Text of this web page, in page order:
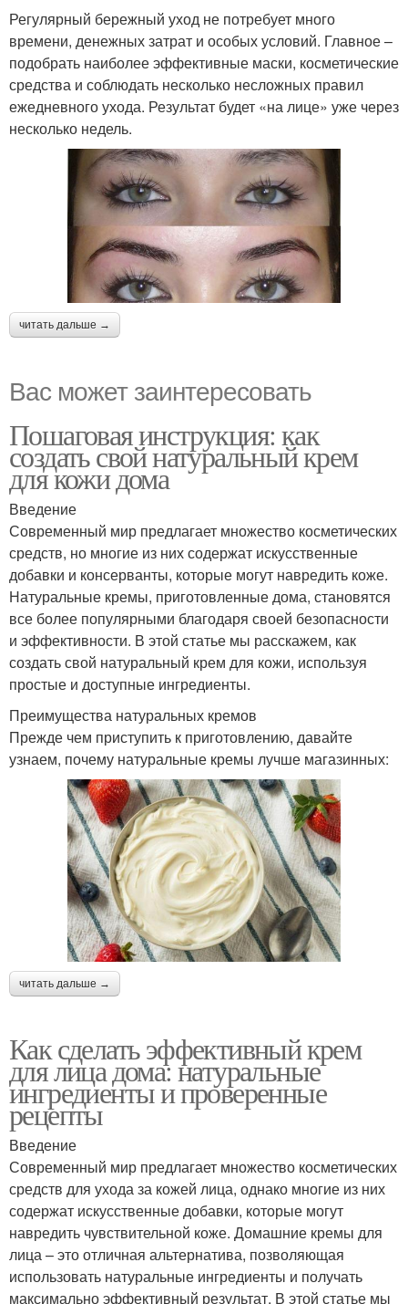
Регулярный бережный уход не потребует много
времени, денежных затрат и особых условий. Главное –
подобрать наиболее эффективные маски, косметические
средства и соблюдать несколько несложных правил
ежедневного ухода. Результат будет «на лице» уже через
несколько недель.
читать дальше →
Вас может заинтересовать
Пошаговая инструкция: как
создать свой натуральный крем
для кожи дома
Введение
Современный мир предлагает множество косметических
средств, но многие из них содержат искусственные
добавки и консерванты, которые могут навредить коже.
Натуральные кремы, приготовленные дома, становятся
все более популярными благодаря своей безопасности
и эффективности. В этой статье мы расскажем, как
создать свой натуральный крем для кожи, используя
простые и доступные ингредиенты.
Преимущества натуральных кремов
Прежде чем приступить к приготовлению, давайте
узнаем, почему натуральные кремы лучше магазинных:
читать дальше →
Как сделать эффективный крем
для лица дома: натуральные
ингредиенты и проверенные
рецепты
Введение
Современный мир предлагает множество косметических
средств для ухода за кожей лица, однако многие из них
содержат искусственные добавки, которые могут
навредить чувствительной коже. Домашние кремы для
лица – это отличная альтернатива, позволяющая
использовать натуральные ингредиенты и получать
максимально эффективный результат. В этой статье мы